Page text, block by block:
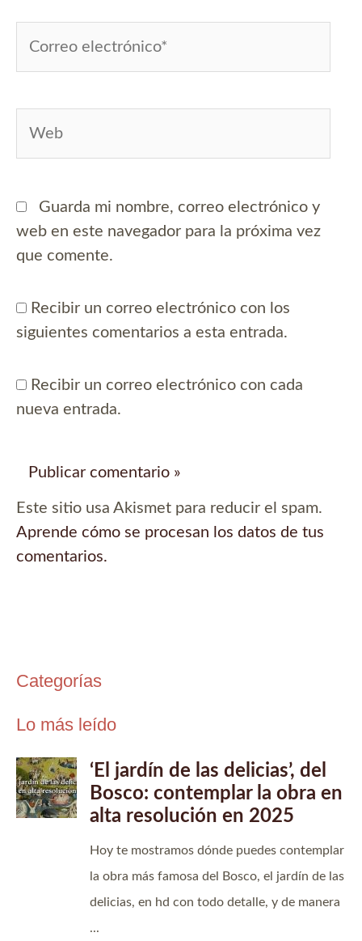
electrónico*
Guarda mi nombre, correo electrónico y
web en este navegador para la próxima vez
que comente.
Recibir un correo electrónico con los
siguientes comentarios a esta entrada.
Recibir un correo electrónico con cada
nueva entrada.
Este sitio usa Akismet para reducir el spam.
Aprende cómo se procesan los datos de tus
comentarios.
Categorías
Lo más leído